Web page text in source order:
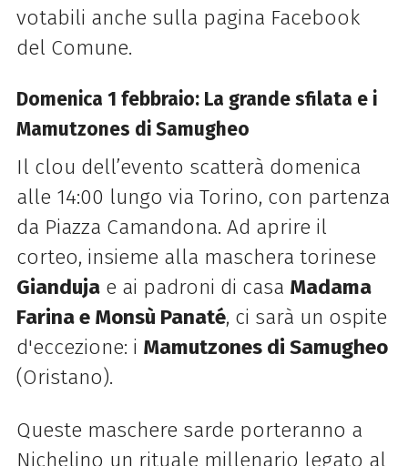
votabili anche sulla pagina Facebook
del Comune.
Domenica 1 febbraio: La grande sfilata e i
Mamutzones di Samugheo
Il clou dell’evento scatterà domenica
alle 14:00 lungo via Torino, con partenza
da Piazza Camandona. Ad aprire il
corteo, insieme alla maschera torinese
Giandujae ai padroni di casa Madama
Farina e Monsù Panaté, ci sarà un ospite
d'eccezione: i Mamutzones di Samugheo
(Oristano).
Queste maschere sarde porteranno a
Nichelino un rituale millenario legato al